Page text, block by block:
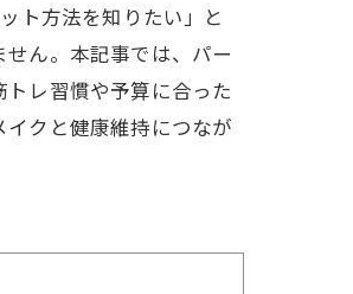
ト方法を知りたい」と
ん。本記事では、パー
レ習慣や予算に合った
クと健康維持につなが